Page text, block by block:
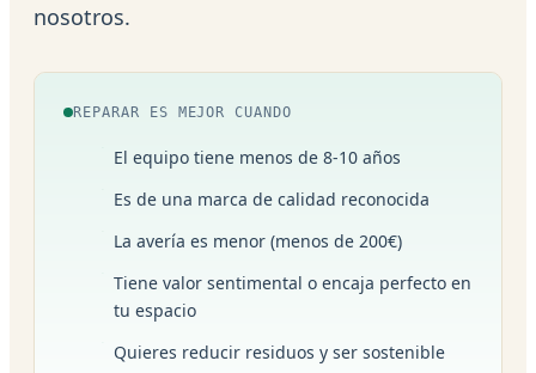
nosotros.
REPARAR ES MEJOR CUANDO
El equipo tiene menos de 8-10 años
Es de una marca de calidad reconocida
La avería es menor (menos de 200€)
Tiene valor sentimental o encaja perfecto en
tu espacio
Quieres reducir residuos y ser sostenible